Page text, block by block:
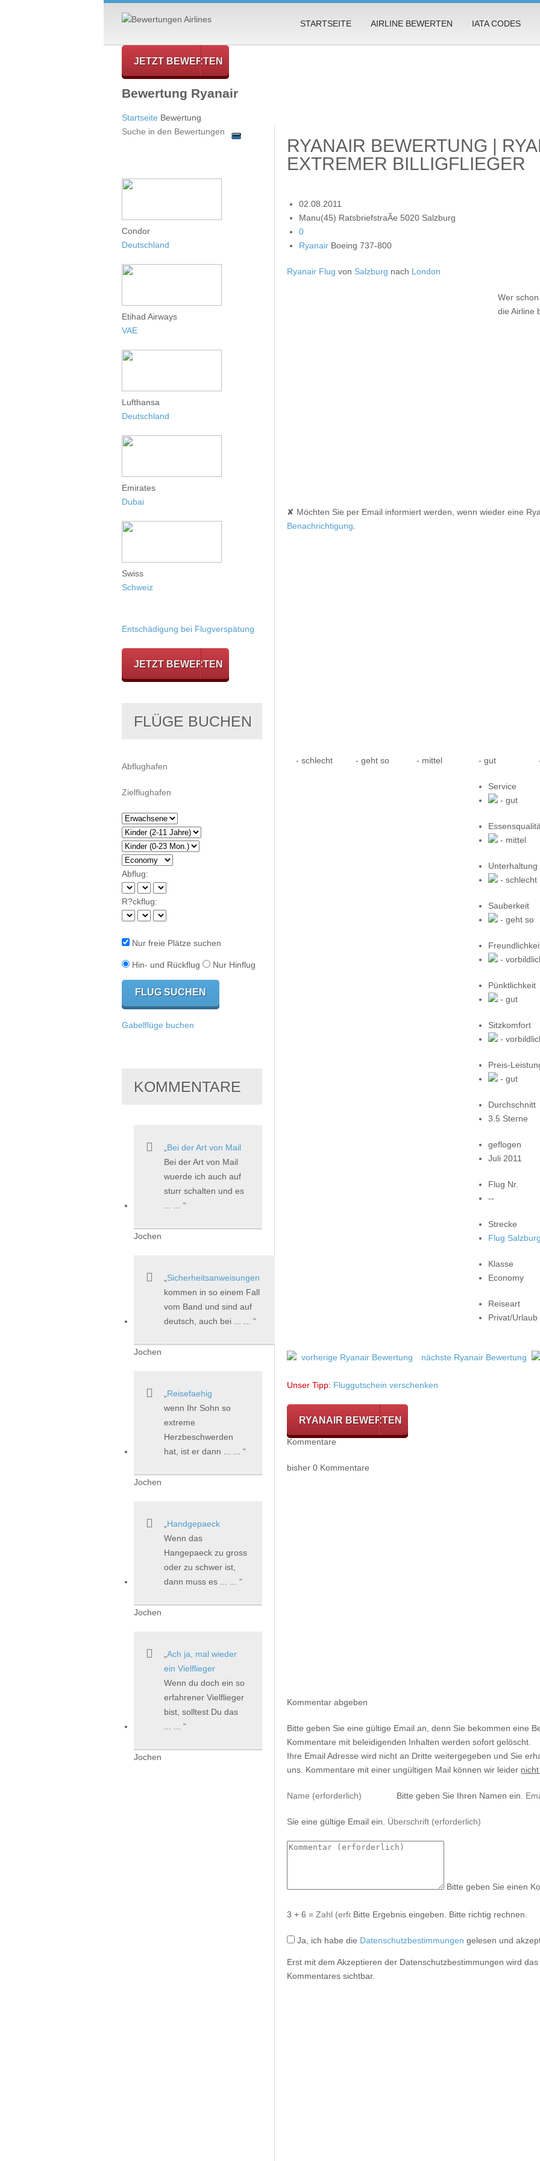
STARTSEITE AIRLINE BEWERTEN IATA CODES
JETZT BEWERTEN
Bewertung Ryanair
Startseite Bewertung
RYANAIR BEWERTUNG |
EXTREMER BILLIGFLIEGER
02.08.2011
Manu(45) RatsbriefstraÃe 5020 Salzburg
0
Ryanair Boeing 737-800
Ryanair Flug von Salzburg nach London
Wer
die Airline
✘ Möchten Sie per Email informiert werden, wenn wieder eine
Benachrichtigung
- schlecht - geht so - mittel - gut
Service
- gut
- mittel
Unterhaltung
- schlecht
Sauberkeit
- geht so
-
Pünktlichkeit
- gut
Sitzkomfort
-
Preis-
- gut
Durchschnitt
3.5 Sterne
geflogen
Juli 2011
Flug Nr.
--
Strecke
Flug
Klasse
Economy
Reiseart
Privat/Urlaub
vorherige Ryanair Bewertung nächste Ryanair Bewertung
Unser Tipp: Fluggutschein verschenken
RYANAIR BEWERTEN
Kommentare
bisher 0 Kommentare
Kommentar abgeben
Bitte geben Sie eine gültige Email an, denn Sie bekommen eine
Kommentare mit beleidigenden Inhalten werden sofort gelöscht.
Ihre Email Adresse wird nicht an Dritte weitergegeben und Sie
uns. Kommentare mit einer ungültigen Mail können wir leider
Bitte geben Sie Ihren Namen ein.
Sie eine gültige Email ein.
Bitte geben Sie einen
3 + 6 = Bitte Ergebnis eingeben. Bitte richtig rechnen.
Ja, ich habe die Datenschutzbestimmungen gelesen und
Erst mit dem Akzeptieren der Datenschutzbestimmungen wird
Kommentares sichtbar.
Condor
Deutschland
Etihad Airways
VAE
Lufthansa
Deutschland
Emirates
Dubai
Swiss
Schweiz
Entschädigung bei Flugverspätung
JETZT BEWERTEN
FLÜGE BUCHEN
Abflug:
R?ckflug:
Nur freie Plätze suchen
Hin- und Rückflug Nur Hinflug
Gabelflüge buchen
KOMMENTARE
Bei der Art von Mail
Bei der Art von Mail
wuerde ich auch auf
sturr schalten und es
Jochen
Sicherheitsanweisungen
kommen in so einem Fall
vom Band und sind auf
deutsch, auch bei ... ...
Jochen
Reisefaehig
wenn Ihr Sohn so
extreme
Herzbeschwerden
hat, ist er dann ... ...
Jochen
Handgepaeck
Wenn das
Hangepaeck zu gross
oder zu schwer ist,
dann muss es ... ...
Jochen
Ach ja, mal wieder
ein Vielflieger
Wenn du doch ein so
erfahrener Vielflieger
bist, solltest Du das
Jochen